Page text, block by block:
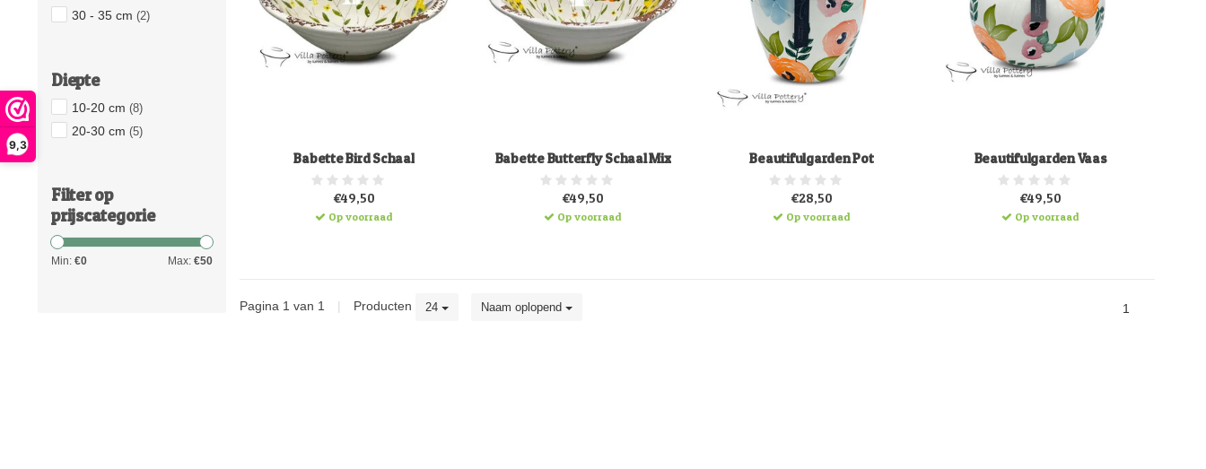
9,3
30 - 35 cm (2)
Diepte
10-20 cm (8)
20-30 cm (5)
Filter op
prijscategorie
Min: €0 Max: €50
Babette Bird Schaal
€49,50
Op voorraad
Babette Butterfly Schaal Mix
€49,50
Op voorraad
Beautifulgarden Pot
€28,50
Op voorraad
Beautifulgarden Vaas
€49,50
Op voorraad
Pagina 1 van 1 | Producten 24 Naam oplopend 1